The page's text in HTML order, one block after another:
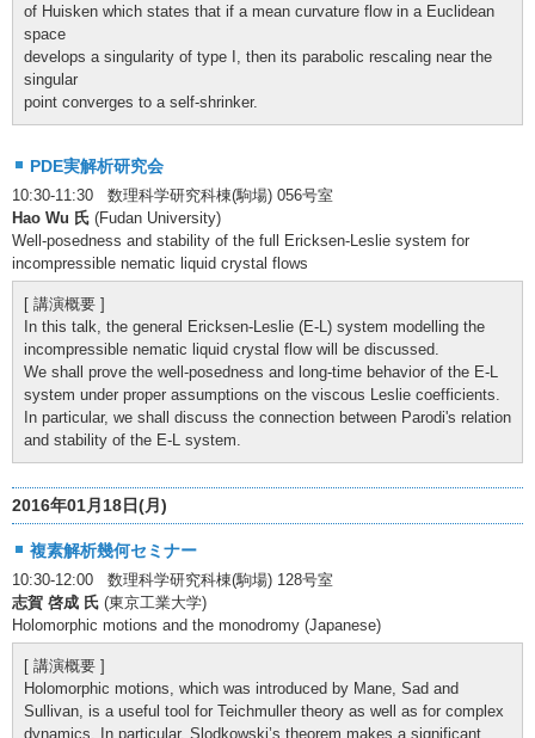
of Huisken which states that if a mean curvature flow in a Euclidean
space
develops a singularity of type I, then its parabolic rescaling near the
singular
point converges to a self-shrinker.
PDE実解析研究会
10:30-11:30 数理科学研究科棟(駒場) 056号室
Hao Wu 氏 (Fudan University)
Well-posedness and stability of the full Ericksen-Leslie system for
incompressible nematic liquid crystal flows
[ 講演概要 ]
In this talk, the general Ericksen-Leslie (E-L) system modelling the
incompressible nematic liquid crystal flow will be discussed.
We shall prove the well-posedness and long-time behavior of the E-L
system under proper assumptions on the viscous Leslie coefficients.
In particular, we shall discuss the connection between Parodi's relation
and stability of the E-L system.
2016年01月18日(月)
複素解析幾何セミナー
10:30-12:00 数理科学研究科棟(駒場) 128号室
志賀 啓成 氏 (東京工業大学)
Holomorphic motions and the monodromy (Japanese)
[ 講演概要 ]
Holomorphic motions, which was introduced by Mane, Sad and
Sullivan, is a useful tool for Teichmuller theory as well as for complex
dynamics. In particular, Slodkowski’s theorem makes a significant